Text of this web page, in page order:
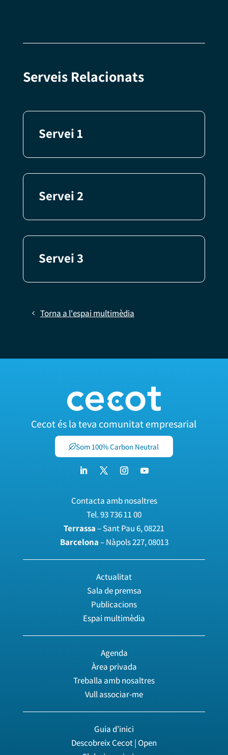
Serveis Relacionats
Servei 1
Servei 2
Servei 3
Torna a l'espai multimèdia
Cecot és la teva comunitat empresarial
Som 100% Carbon Neutral
Contacta amb nosaltres
Tel.93 736 11 00
Terrassa– Sant Pau 6, 08221
Barcelona– Nàpols 227, 08013
Actualitat
Sala de premsa
Publicacions
Espai multimèdia
Agenda
Àrea privada
Treballa amb nosaltres
Vull associar-me
Guia d’inici
Descobreix Cecot | Open